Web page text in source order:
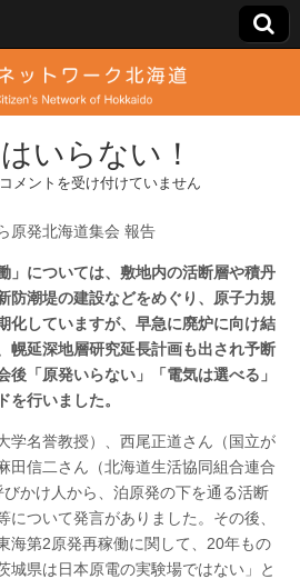
いらない！
北
い！
コメントを受け付けていません
原発北海道集会 報告
」については、敷地内の活断層や積丹
防潮堤の建設などをめぐり、原子力規
化していますが、早急に廃炉に向け結
幌延深地層研究延長計画も出され予断
後「原発いらない」「電気は選べる」
を行いました。
学名誉教授）、西尾正道さん（国立が
田信二さん（北海道生活協同組合連合
かけ人から、泊原発の下を通る活断
について発言がありました。その後、
海第2原発再稼働に関して、20年もの
城県は日本原電の実験場ではない」と